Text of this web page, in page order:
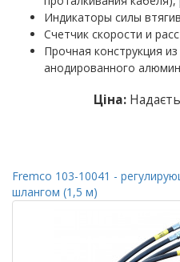
Индикаторы силы
Счетчик скорости и
Прочная конструкция
анодированного
Ціна:
Fremco 103-10041 -
шлангом (1,5 м)